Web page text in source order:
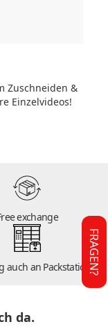
Zuschneiden &
Einzelvideos!
exchange
auch an Packstation
da.
FRAGEN?